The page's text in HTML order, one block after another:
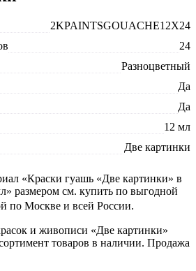
2KPAINTSGOUACHE12X24
24
Разноцветный
Да
Да
12 мл
Две картинки
«Краски гуашь «Две картинки» в
размером см. купить по выгодной
по Москве и всей России.
и живописи «Две картинки»
товаров в наличии. Продажа